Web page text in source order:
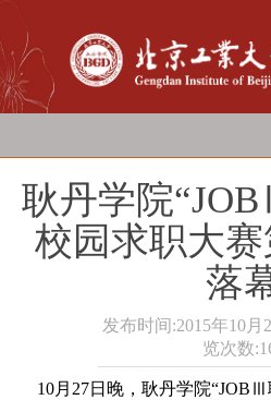
耿丹学院
校园求职大
落
发布时间:2015年10月
览次数:
10月27日晚，耿丹学院“JOBⅢ